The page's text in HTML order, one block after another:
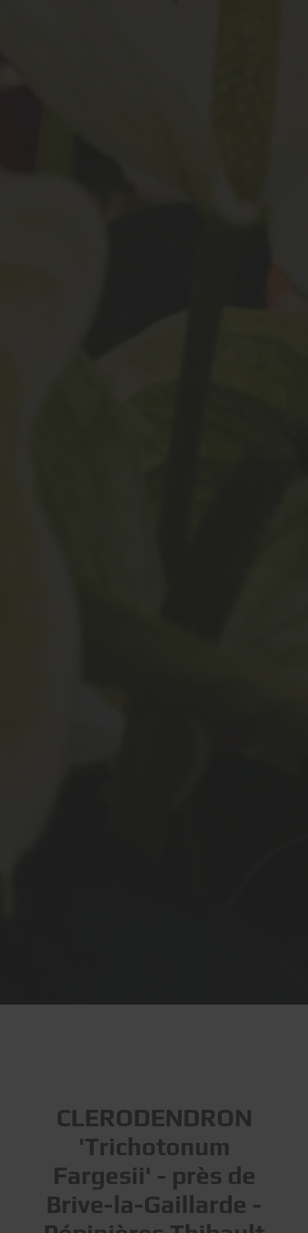
CLERODENDRON
'Trichotonum
Fargesii' - près de
Brive-la-Gaillarde -